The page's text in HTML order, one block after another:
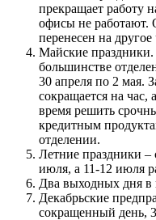
прекращает работу
офисы не работают.
перенесен на
Майские
большинстве
30 апреля по 2 мая.
сокращается на час,
время решить
кредитным
отделении.
Летние праздники
июля, а 11-12 июля
Два выходных дня в
Декабрьские
сокращенный день,